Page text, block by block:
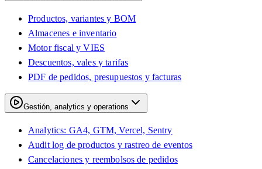
Productos, variantes y BOM
Almacenes e inventario
Motor fiscal y VIES
Descuentos, vales y tarifas
PDF de pedidos, presupuestos y facturas
Gestión, analytics y operations
Analytics: GA4, GTM, Vercel, Sentry
Audit log de productos y rastreo de eventos
Cancelaciones y reembolsos de pedidos